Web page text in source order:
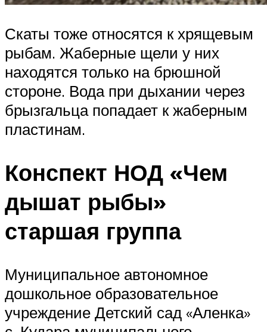
Скаты тоже относятся к хрящевым
рыбам. Жаберные щели у них
находятся только на брюшной
стороне. Вода при дыхании через
брызгальца попадает к жаберным
пластинам.
Конспект НОД «Чем
дышат рыбы»
старшая группа
Муниципальное автономное
дошкольное образовательное
учреждение Детский сад «Аленка»